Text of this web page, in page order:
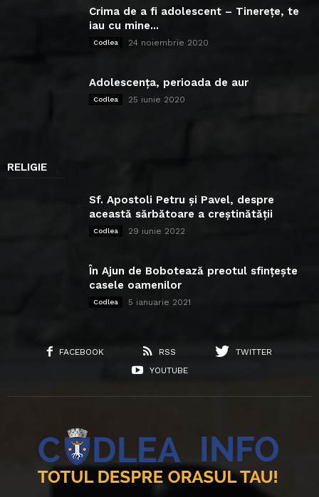
Crima de a fi adolescent – Tinerețe, te
iau cu mine...
Codlea 24 noiembrie 2020
Adolescența, perioada de aur
Codlea 25 iunie 2020
RELIGIE
Sf. Apostoli Petru și Pavel, despre
această sărbătoare a creștinătății
Codlea 29 iunie 2022
În Ajun de Bobotează preotul sfințește
casele oamenilor
Codlea 5 ianuarie 2021
FACEBOOK RSS
TWITTER
YOUTUBE